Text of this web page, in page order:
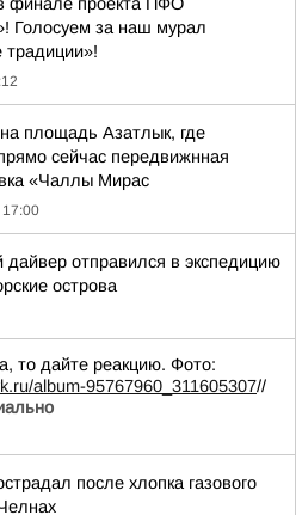
Голосуем за наш мурал
площадь Азатлык, где
сейчас передвижнная
«Чаллы Мирас
17:00
дайвер отправился в экспедицию
острова
то дайте реакцию. Фото:
album-95767960_311605307//
после хлопка газового